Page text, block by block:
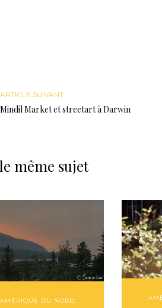
ARTICLE SUIVANT
Mindil Market et streetart à Darwin
même sujet
AMÉRIQUE DU NORD,